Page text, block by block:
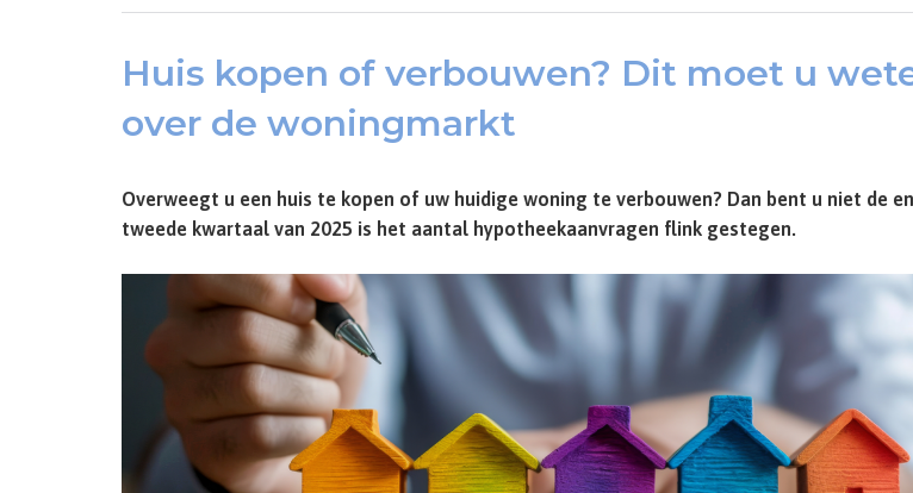
Huis kopen of verbouwen? Dit moet u
over de woningmarkt
Overweegt u een huis te kopen of uw huidige woning te verbouwen? Dan bent u niet de
tweede kwartaal van 2025 is het aantal hypotheekaanvragen flink gestegen.